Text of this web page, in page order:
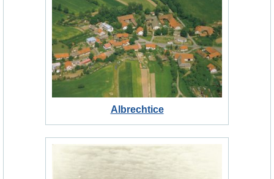
Albrechtice